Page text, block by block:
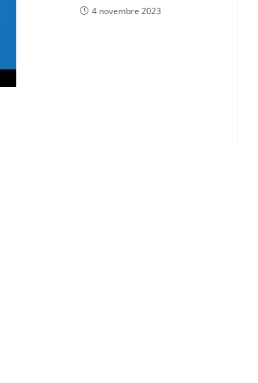
4 novembre 2023